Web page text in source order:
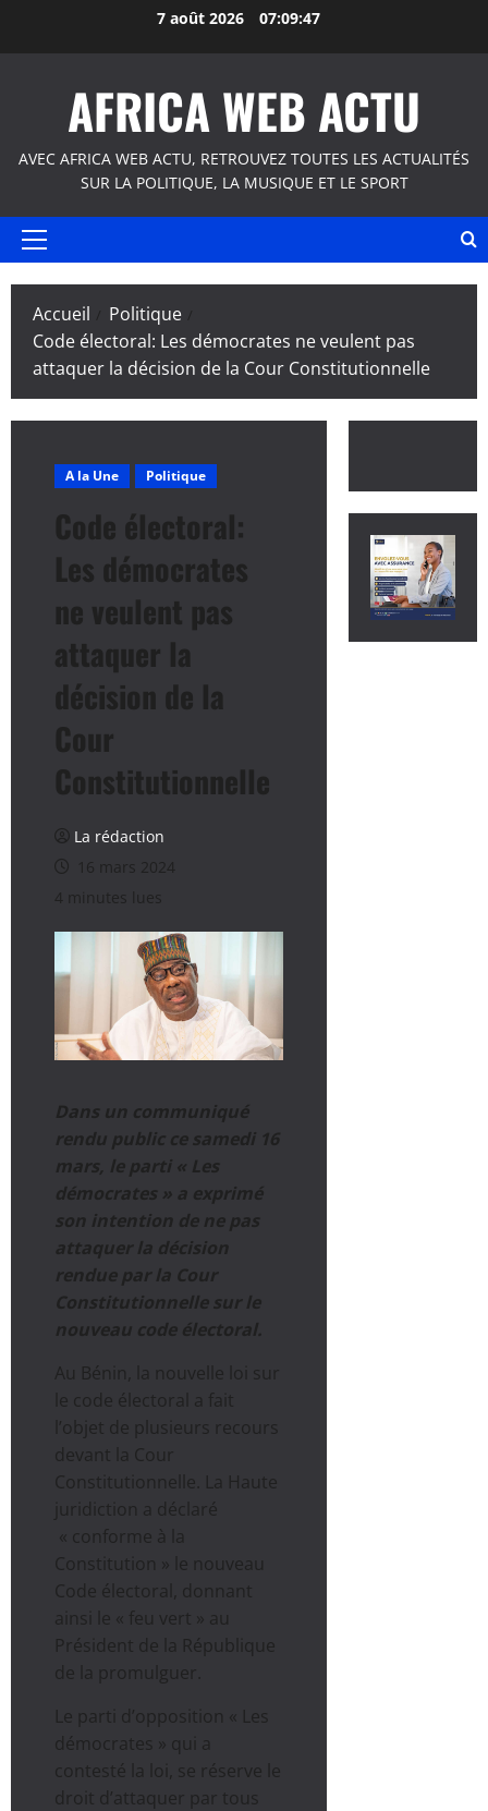
7 août 2026 07:09:47
AFRICA WEB ACTU
AVEC AFRICA WEB ACTU, RETROUVEZ TOUTES LES ACTUALITÉS
SUR LA POLITIQUE, LA MUSIQUE ET LE SPORT
Menu
Accueil
Politique
Code électoral: Les démocrates ne veulent pas
attaquer la décision de la Cour Constitutionnelle
A la Une Politique
Code électoral:
Les démocrates
ne veulent pas
attaquer la
décision de la
Cour
Constitutionnelle
La rédaction
16 mars 2024
4 minutes lues
Dans un communiqué
rendu public ce samedi 16
mars, le parti « Les
démocrates » a exprimé
son intention de ne pas
attaquer la décision
rendue par la Cour
Constitutionnelle sur le
nouveau code électoral.
Au Bénin, la nouvelle loi sur
le code électoral a fait
l’objet de plusieurs recours
devant la Cour
Constitutionnelle. La Haute
juridiction a déclaré
« conforme à la
Constitution » le nouveau
Code électoral, donnant
ainsi le « feu vert » au
Président de la République
de la promulguer.
Le parti d’opposition « Les
démocrates » qui a
contesté la loi, se réserve le
droit d’attaquer par tous